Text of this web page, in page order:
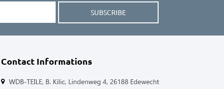
SUBSCRIBE
Contact Informations